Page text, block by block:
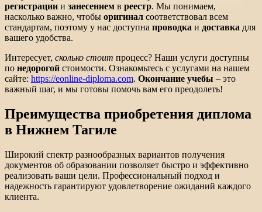
регистрации и занесением в реестр. Мы понимаем,
насколько важно, чтобы оригинал соответствовал всем
стандартам, поэтому у нас доступна проводка и доставка для
вашего удобства.
Интересует, сколько стоит процесс? Наши услуги доступны
по недорогой стоимости. Ознакомьтесь с услугами на нашем
сайте: https://eonline-diploma.com. Окончание учебы – это
важный шаг, и мы готовы помочь вам его преодолеть!
Преимущества приобретения диплома
в Нижнем Тагиле
Широкий спектр разнообразных вариантов получения
документов об образовании позволяет быстро и эффективно
реализовать ваши цели. Профессиональный подход и
надежность гарантируют удовлетворение ожиданий каждого
клиента.